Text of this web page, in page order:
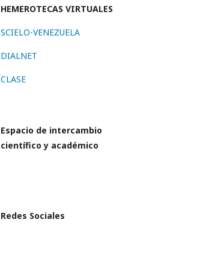
HEMEROTECAS VIRTUALES
SCIELO-VENEZUELA
DIALNET
CLASE
Espacio de intercambio
científico y académico
Redes Sociales